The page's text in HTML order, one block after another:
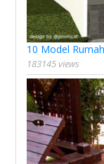
10 Model
183145 views